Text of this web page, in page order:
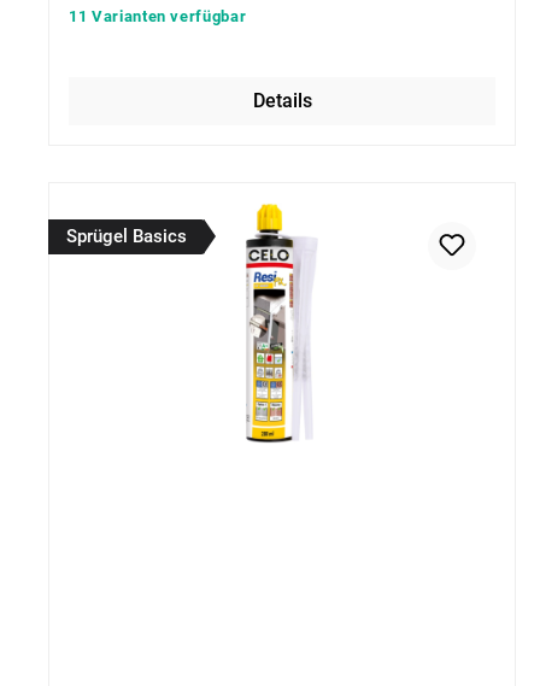
11 Varianten verfügbar
Details
Sprügel Basics